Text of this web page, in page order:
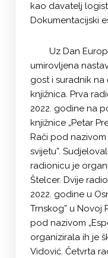
kao davatelj
Dokumentacijski
Uz Dan
umirovljena
gost i suradnik na
knjižnica. Prva
2022. godine na
knjižnice „Petar
Rači pod
svijetu”.
radionicu je
Štelcer. Dvije
2022. godine u
Trnskog” u Novoj
pod nazivom
organizirala ih je
Vidović. Četvrta